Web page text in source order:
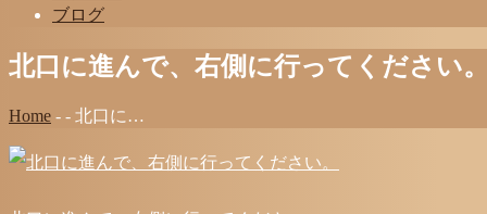
ブログ
北口に進んで、右側に行ってください
Home - - 北口に…